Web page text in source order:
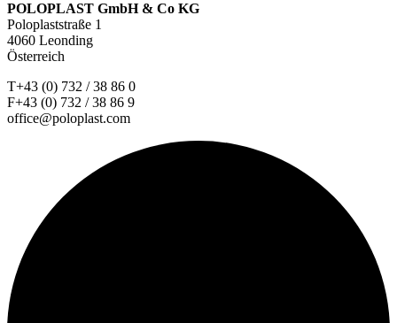
POLOPLAST GmbH & Co KG
Poloplaststraße 1
4060 Leonding
Österreich
T+43 (0) 732 / 38 86 0
F+43 (0) 732 / 38 86 9
office@poloplast.com